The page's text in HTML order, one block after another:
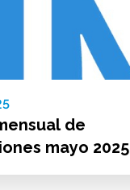
de
mayo 2025